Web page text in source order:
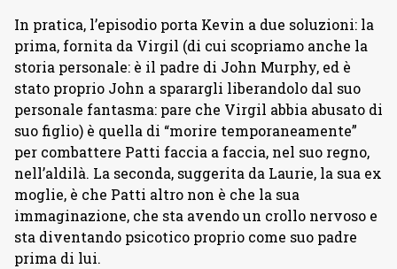
In pratica, l’episodio porta Kevin a due soluzioni: la
prima, fornita da Virgil (di cui scopriamo anche la
storia personale: è il padre di John Murphy, ed è
stato proprio John a sparargli liberandolo dal suo
personale fantasma: pare che Virgil abbia abusato di
suo figlio) è quella di “morire temporaneamente”
per combattere Patti faccia a faccia, nel suo regno,
nell’aldilà. La seconda, suggerita da Laurie, la sua ex
moglie, è che Patti altro non è che la sua
immaginazione, che sta avendo un crollo nervoso e
sta diventando psicotico proprio come suo padre
prima di lui.